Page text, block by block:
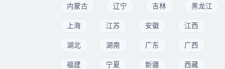
内蒙古 辽宁 吉林 黑龙江
上海 江苏 安徽 江西
湖北 湖南 广东 广西
福建 宁夏 新疆 西藏